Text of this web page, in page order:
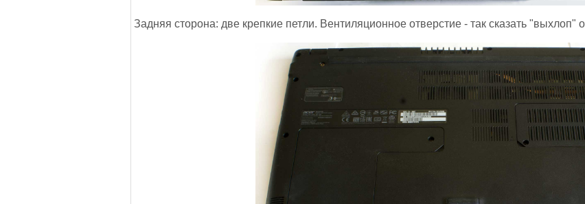
Задняя сторона: две крепкие петли. Вентиляционное отверстие - так сказать "выхлоп"